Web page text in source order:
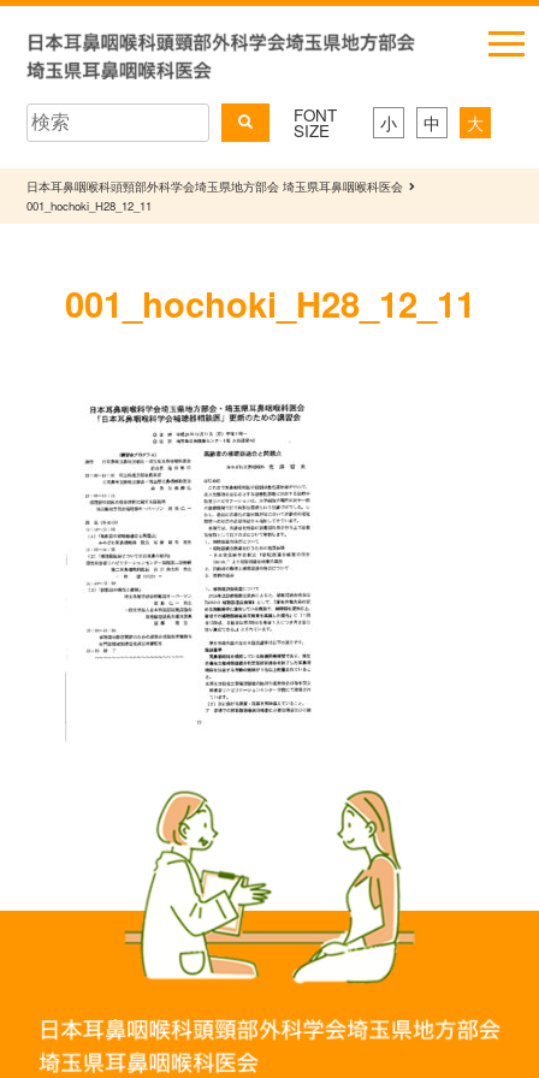
FONT
SIZE 小 中 大
日本耳鼻咽喉科頭頸部外科学会埼玉県地方部会 埼玉県耳鼻咽喉科医会
001_hochoki_H28_12_11
001_hochoki_H28_12_11